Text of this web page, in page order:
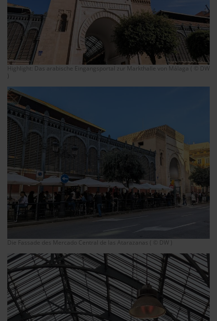
Highlight: Das arabische Eingangsportal zur Markthalle von Málaga ( © DW
)
Die Fassade des Mercado Central de las Atarazanas ( © DW )